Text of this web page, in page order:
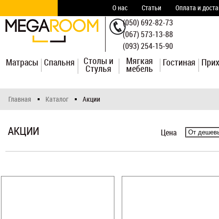
О нас Статьи Оплата и
(050) 692-82-73
(067) 573-13-88
(093) 254-15-90
Матрасы Спальня Столы и
Стулья
Мягкая
мебель
Гостиная
Главная Каталог Акции
АКЦИИ Цена